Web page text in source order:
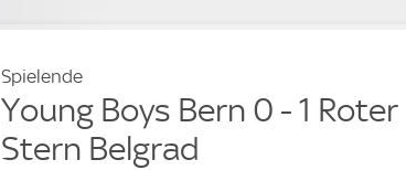
Spielende
Young Boys Bern 0 - 1 Roter
Stern Belgrad